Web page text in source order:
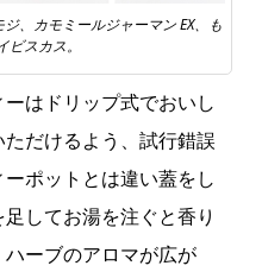
、カモミールジャーマン EX、も
ビスカス。
はドリップ式でおいし
だけるよう、試行錯誤
ポットとは違い蓋をし
してお湯を注ぐと香り
ーブのアロマが広が